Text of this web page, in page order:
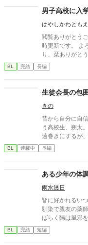
男子高校に入
はやしかわともえ
閲覧ありがとう
時更新です。 よろしくお
り、栞ありがと
宜しくお願いします。 2022.05.01 近々番外編SSを
ければ覗いてみてください。
ていきます。 2022.05.15 閲覧、お気に入り、ありがとうござい
ます。 読んでい
す。 良ければ覗いてみてく
す。閲覧、お気
張って書きます
BL 完結 長編
生徒会長の包囲
きの
昔から自分に自
う高校生、朔太
遠巻きにするが
BL 連載中 長編
ある少年の体
雨水透日
皆に好かれるい
馴染で親友の薬
ばらく陽は風邪
く……。 BLもし
す。
BL 完結 短編